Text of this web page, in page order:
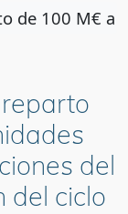
de 100 M€ a
del
del ciclo